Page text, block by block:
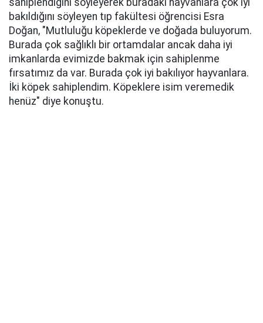
sahiplendiğini söyleyerek buradaki hayvanlara çok iyi
bakıldığını söyleyen tıp fakültesi öğrencisi Esra
Doğan, "Mutluluğu köpeklerde ve doğada buluyorum.
Burada çok sağlıklı bir ortamdalar ancak daha iyi
imkanlarda evimizde bakmak için sahiplenme
fırsatımız da var. Burada çok iyi bakılıyor hayvanlara.
İki köpek sahiplendim. Köpeklere isim veremedik
henüz" diye konuştu.